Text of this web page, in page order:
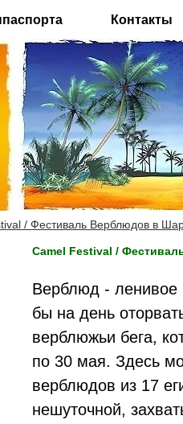
Контакты
/ Фестиваль Верблюдов в
Camel Festival /
Верблюд - ленивое
бы на день
верблюжьи бега,
по 30 мая. Здесь
верблюдов из 17
нешуточной,